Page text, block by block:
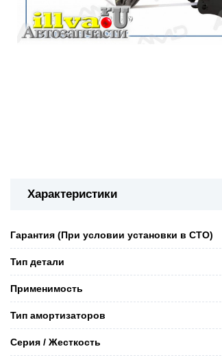
Характеристики
Гарантия (При условии установки в СТО)
Тип детали
Применимость
Тип амортизаторов
Серия / Жесткость